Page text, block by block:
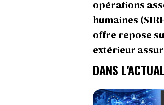
opérations
humaines
offre repose
extérieur
DANS